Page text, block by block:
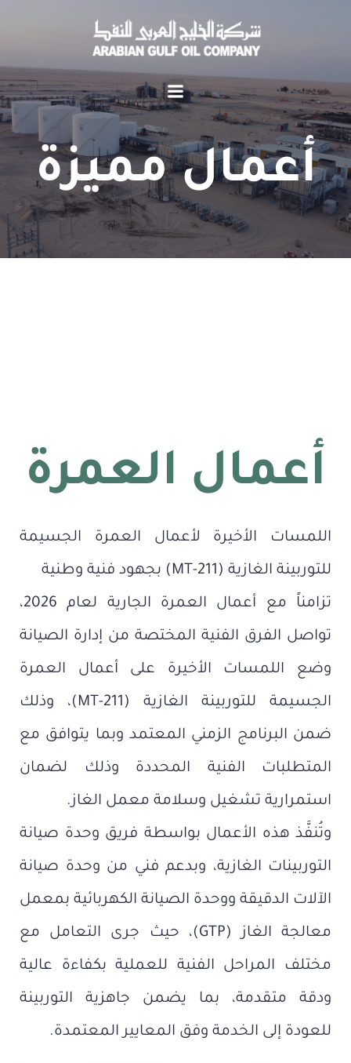
أعمال مميزة
أعمال العمرة
اللمسات الأخيرة لأعمال العمرة الجسيمة
للتوربينة الغازية (MT-211) بجهود فنية وطنية
تزامناً مع أعمال العمرة الجارية لعام 2026،
تواصل الفرق الفنية المختصة من إدارة الصيانة
وضع اللمسات الأخيرة على أعمال العمرة
الجسيمة للتوربينة الغازية (MT-211)، وذلك
ضمن البرنامج الزمني المعتمد وبما يتوافق مع
المتطلبات الفنية المحددة وذلك لضمان
استمرارية تشغيل وسلامة معمل الغاز.
وتُنفَّذ هذه الأعمال بواسطة فريق وحدة صيانة
التوربينات الغازية، وبدعم فني من وحدة صيانة
الآلات الدقيقة ووحدة الصيانة الكهربائية بمعمل
معالجة الغاز (GTP)، حيث جرى التعامل مع
مختلف المراحل الفنية للعملية بكفاءة عالية
ودقة متقدمة، بما يضمن جاهزية التوربينة
للعودة إلى الخدمة وفق المعايير المعتمدة.